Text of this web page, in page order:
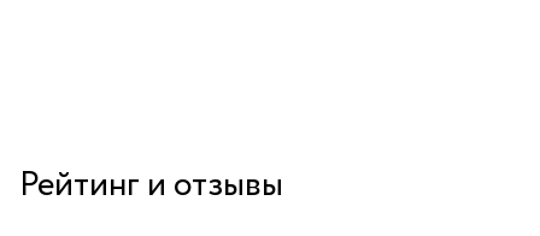
Рейтинг и отзывы